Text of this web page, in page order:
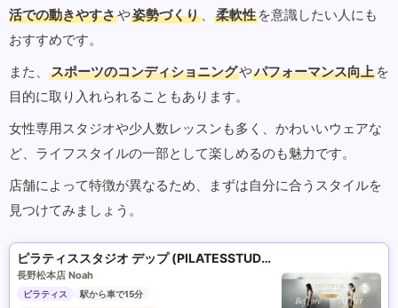
活での動きやすさや姿勢づくり 、 柔軟性 を意識したい人にも
おすすめです。
また、
スポーツのコンディショニングやパフォーマンス向上 を
目的に取り入れられることもあります。
女性専用スタジオや少人数レッスンも多く、かわいいウェアな
ど、ライフスタイルの一部として楽しめるのも魅力です。
店舗によって特徴が異なるため、まずは自分に合うスタイルを
見つけてみましょう。
ピラティススタジオ デップ (PILATESSTUDIO DEP)
長野松本店 Noah
ピラティス
駅から車で15分